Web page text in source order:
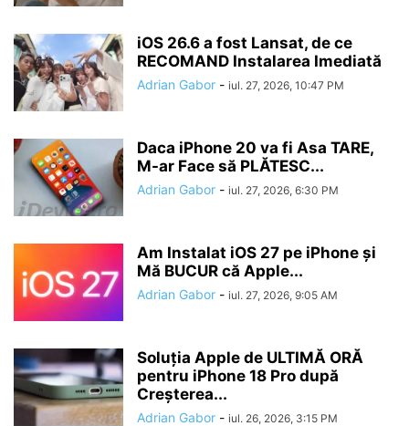
iOS 26.6 a fost Lansat, de ce
RECOMAND Instalarea Imediată
Adrian Gabor - iul. 27, 2026, 10:47 PM
Daca iPhone 20 va fi Asa TARE,
M-ar Face să PLĂTESC...
Adrian Gabor - iul. 27, 2026, 6:30 PM
Am Instalat iOS 27 pe iPhone și
Mă BUCUR că Apple...
Adrian Gabor - iul. 27, 2026, 9:05 AM
Soluția Apple de ULTIMĂ ORĂ
pentru iPhone 18 Pro după
Creșterea...
Adrian Gabor - iul. 26, 2026, 3:15 PM